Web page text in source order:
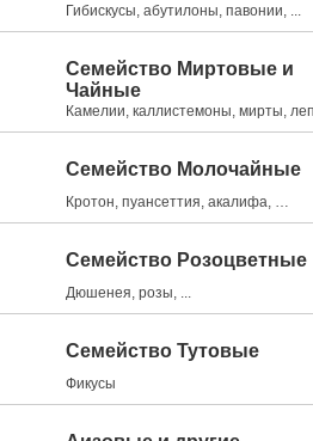
Гибискусы, абутилоны, павонии, ...
Семейство Миртовые и
Чайные
Камелии, каллистемоны, мирты,
Семейство Молочайные
Кротон, пуансеттия, акалифа, …
Семейство Розоцветные
Дюшенея, розы, ...
Семейство Тутовые
Фикусы